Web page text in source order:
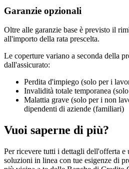
Garanzie opzionali
Oltre alle garanzie base è previsto il
all'importo della rata prescelta.
Le coperture variano a seconda della
dall'assicurato:
Perdita d'impiego (solo per i
Invalidità totale temporanea
Malattia grave (solo per i non
dipendenti di aziende (familiari)
Vuoi saperne di più?
Per ricevere tutti i dettagli dell'offerta e
soluzioni in linea con tue esigenze di